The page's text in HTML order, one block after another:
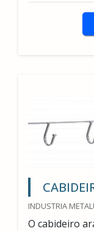
INDUSTRIA
O cabideiro